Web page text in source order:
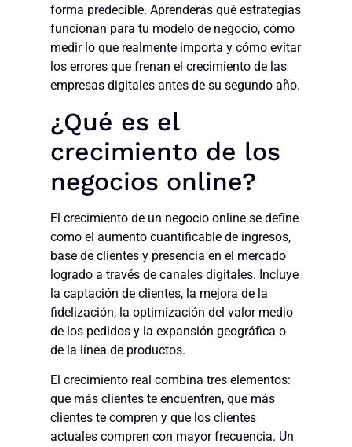
forma predecible. Aprenderás qué estrategias
funcionan para tu modelo de negocio, cómo
medir lo que realmente importa y cómo evitar
los errores que frenan el crecimiento de las
empresas digitales antes de su segundo año.
¿Qué es el
crecimiento de los
negocios online?
El crecimiento de un negocio online se define
como el aumento cuantificable de ingresos,
base de clientes y presencia en el mercado
logrado a través de canales digitales. Incluye
la captación de clientes, la mejora de la
fidelización, la optimización del valor medio
de los pedidos y la expansión geográfica o
de la línea de productos.
El crecimiento real combina tres elementos:
que más clientes te encuentren, que más
clientes te compren y que los clientes
actuales compren con mayor frecuencia. Un